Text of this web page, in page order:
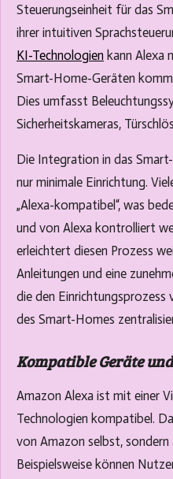
Steuerungseinheit für das
ihrer intuitiven
KI-Technologien kann Alexa
Smart-Home-Geräten
Dies umfasst
Sicherheitskameras,
Die Integration in das
nur minimale Einrichtung.
„Alexa-kompatibel“, was
und von Alexa kontrolliert
erleichtert diesen Prozess
Anleitungen und eine
die den Einrichtungsprozess
des Smart-Homes
Kompatible Geräte
Amazon Alexa ist mit einer
Technologien kompatibel.
von Amazon selbst,
Beispielsweise können